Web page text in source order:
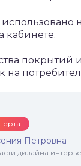
кабинете.
покрытий
на
Петровна
дизайна